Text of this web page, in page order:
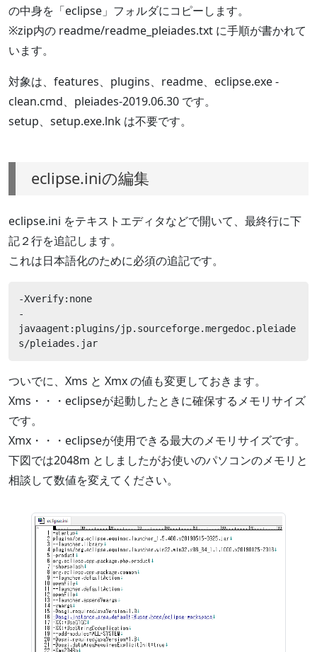
の中身を「eclipse」フォルダにコピーします。
※zip内の readme/readme_pleiades.txt に手順が書かれて
います。
対象は、features、plugins、readme、eclipse.exe -
clean.cmd、pleiades-2019.06.30 です。
setup、setup.exe.lnk は不要です。
eclipse.iniの編集
eclipse.ini をテキストエディタなどで開いて、最終行に下
記２行を追記します。
これは日本語化のために必須の追記です。
-Xverify:none
-
javaagent:plugins/jp.sourceforge.mergedoc.pleiade
s/pleiades.jar
ついでに、Xms と Xmx の値も変更しておきます。
Xms・・・eclipseが起動したときに確保するメモリサイズ
です。
Xmx・・・eclipseが使用できる最大のメモリサイズです。
下図では2048m としましたがお使いのパソコンのメモリと
相談して数値を変えてください。